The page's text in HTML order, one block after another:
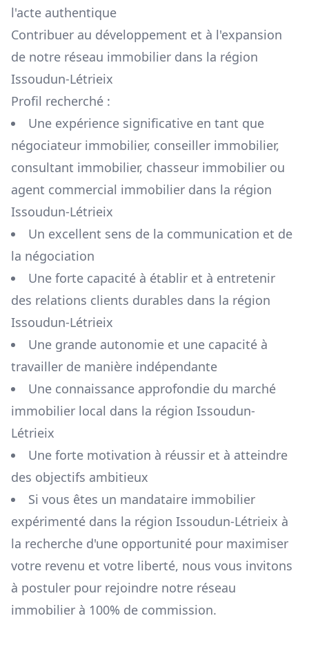
l'acte authentique
Contribuer au développement et à l'expansion
de notre réseau immobilier dans la région
Issoudun-Létrieix
Profil recherché :
Une expérience significative en tant que
négociateur immobilier, conseiller immobilier,
consultant immobilier, chasseur immobilier ou
agent commercial immobilier dans la région
Issoudun-Létrieix
Un excellent sens de la communication et de
la négociation
Une forte capacité à établir et à entretenir
des relations clients durables dans la région
Issoudun-Létrieix
Une grande autonomie et une capacité à
travailler de manière indépendante
Une connaissance approfondie du marché
immobilier local dans la région Issoudun-
Létrieix
Une forte motivation à réussir et à atteindre
des objectifs ambitieux
Si vous êtes un mandataire immobilier
expérimenté dans la région Issoudun-Létrieix à
la recherche d'une opportunité pour maximiser
votre revenu et votre liberté, nous vous invitons
à postuler pour rejoindre notre réseau
immobilier à 100% de commission.